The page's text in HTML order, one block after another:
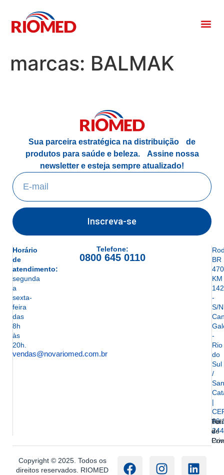
marcas: BALMAK
Sua parceira estratégica na distribuição de
produtos para saúde e beleza. Assine nossa
newsletter e esteja sempre atualizado!
Inscreva-se
Horário
de
atendimento:
segunda
a
sexta-
feira
das
8h
às
20h.
vendas@novariomed.com.br
Telefone:
0800 645 0110
BR
KM
142
-
S/
-
Rio
do
Sul
/
|
244
e
de
Copyright © 2025. Todos os
direitos reservados. RIOMED